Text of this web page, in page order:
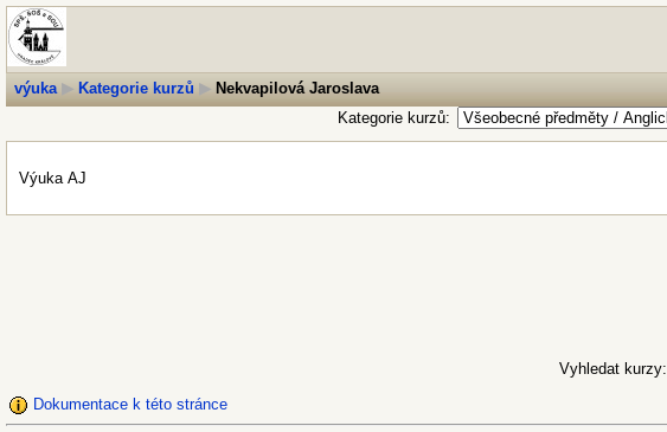
výuka ▶ Kategorie kurzů ▶Nekvapilová Jaroslava
Kategorie kurzů:
Výuka AJ
Vyhledat kurzy:
Dokumentace k této stránce